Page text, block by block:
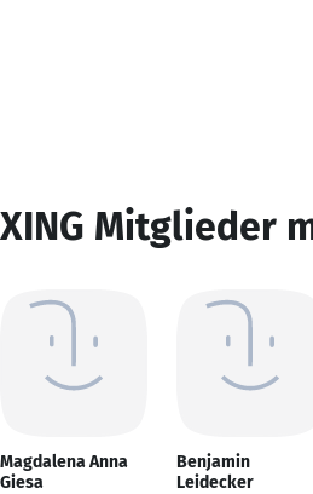
XING Mitglieder
Magdalena Anna
Giesa
Benjamin
Leidecker